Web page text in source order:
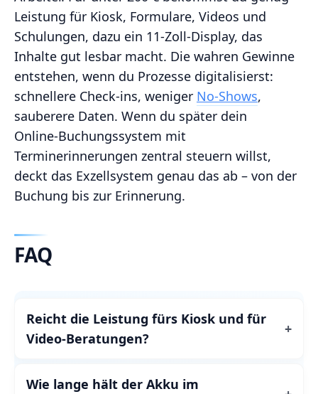
Leistung für Kiosk, Formulare, Videos und
Schulungen, dazu ein 11‑Zoll‑Display, das
Inhalte gut lesbar macht. Die wahren Gewinne
entstehen, wenn du Prozesse digitalisierst:
schnellere Check‑ins, weniger No‑Shows,
sauberere Daten. Wenn du später dein
Online‑Buchungssystem mit
Terminerinnerungen zentral steuern willst,
deckt das Exzellsystem genau das ab – von der
Buchung bis zur Erinnerung.
FAQ
Reicht die Leistung fürs Kiosk und für
Video‑Beratungen?
Wie lange hält der Akku im